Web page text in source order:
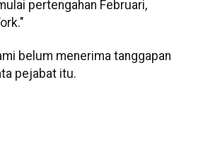
pertengahan Februari,
belum menerima tanggapan
pejabat itu.